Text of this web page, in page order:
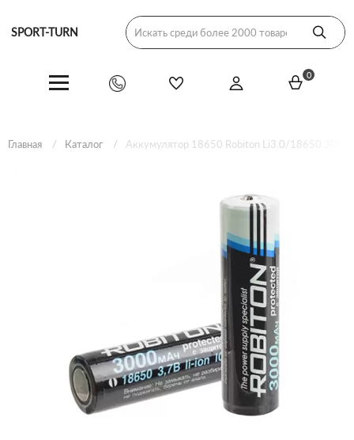
SPORT-TURN
0
Главная Каталог Аккумулятор 18650 Robiton Li3.0/18650